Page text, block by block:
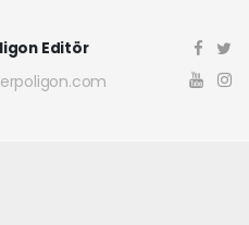
Editör